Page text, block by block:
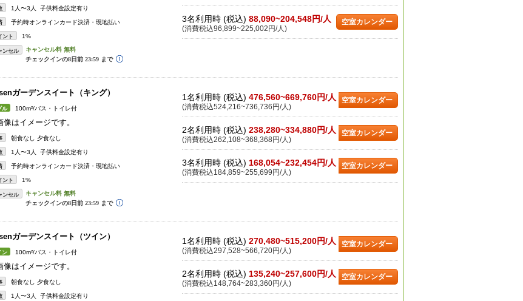
1人〜3人 子供料金設定有り
予約時オンラインカード決済・現地払い
ント 1%
ンセル
3名利用時 (税込) 88,090~204,548円/人
(消費税込96,899~225,002円/人)
空室カレンダー
ガーデンスイート（キング）
ル 100m²/バス・トイレ付
はイメージです。
朝食なし 夕食なし
1人〜3人 子供料金設定有り
予約時オンラインカード決済・現地払い
ント 1%
ンセル
1名利用時 (税込) 476,560~669,760円/人
(消費税込524,216~736,736円/人)
空室カレンダー
2名利用時 (税込) 238,280~334,880円/人
(消費税込262,108~368,368円/人)
空室カレンダー
3名利用時 (税込) 168,054~232,454円/人
(消費税込184,859~255,699円/人)
空室カレンダー
ガーデンスイート（ツイン）
ン 100m²/バス・トイレ付
はイメージです。
朝食なし 夕食なし
1人〜3人 子供料金設定有り
1名利用時 (税込) 270,480~515,200円/人
(消費税込297,528~566,720円/人)
空室カレンダー
2名利用時 (税込) 135,240~257,600円/人
(消費税込148,764~283,360円/人)
空室カレンダー